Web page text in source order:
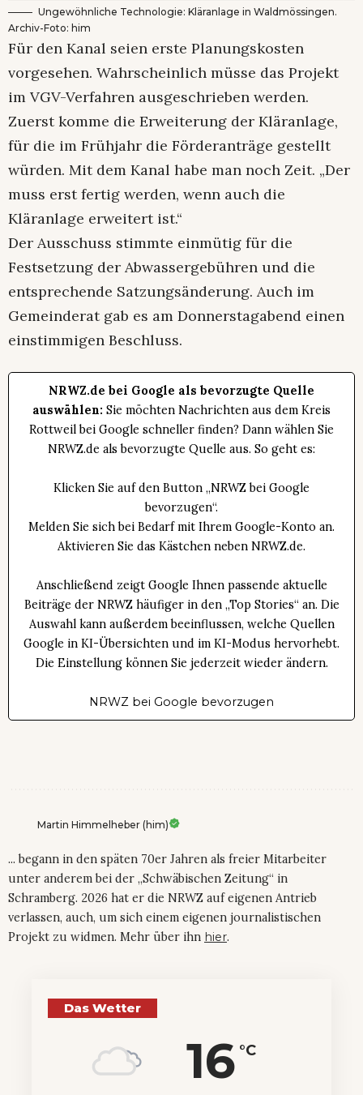
Ungewöhnliche Technologie: Kläranlage in Waldmössingen.
Archiv-Foto: him
Für den Kanal seien erste Planungskosten
vorgesehen. Wahrscheinlich müsse das Projekt
im VGV-Verfahren ausgeschrieben werden.
Zuerst komme die Erweiterung der Kläranlage,
für die im Frühjahr die Förderanträge gestellt
würden. Mit dem Kanal habe man noch Zeit. „Der
muss erst fertig werden, wenn auch die
Kläranlage erweitert ist.“
Der Ausschuss stimmte einmütig für die
Festsetzung der Abwassergebühren und die
entsprechende Satzungsänderung. Auch im
Gemeinderat gab es am Donnerstagabend einen
einstimmigen Beschluss.
NRWZ.de bei Google als bevorzugte Quelle
auswählen: Sie möchten Nachrichten aus dem Kreis
Rottweil bei Google schneller finden? Dann wählen Sie
NRWZ.de als bevorzugte Quelle aus. So geht es:
Klicken Sie auf den Button „NRWZ bei Google
bevorzugen“.
Melden Sie sich bei Bedarf mit Ihrem Google-Konto an.
Aktivieren Sie das Kästchen neben NRWZ.de.
Anschließend zeigt Google Ihnen passende aktuelle
Beiträge der NRWZ häufiger in den „Top Stories“ an. Die
Auswahl kann außerdem beeinflussen, welche Quellen
Google in KI-Übersichten und im KI-Modus hervorhebt.
Die Einstellung können Sie jederzeit wieder ändern.
NRWZ bei Google bevorzugen
Martin Himmelheber (him)
... begann in den späten 70er Jahren als freier Mitarbeiter
unter anderem bei der „Schwäbischen Zeitung“ in
Schramberg. 2026 hat er die NRWZ auf eigenen Antrieb
verlassen, auch, um sich einem eigenen journalistischen
Projekt zu widmen. Mehr über ihn hier.
Das Wetter
16 °C